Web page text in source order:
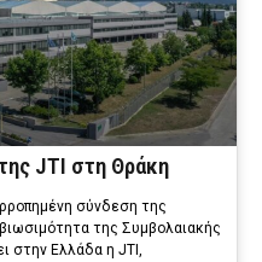
JTI στη Θράκη
σύνδεση της
της Συμβολαιακής
στην Ελλάδα η JTI,